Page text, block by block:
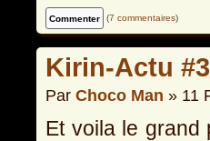
(7 commentaires)
Kirin-Actu
Par Choco Man » 11
Et voila le grand